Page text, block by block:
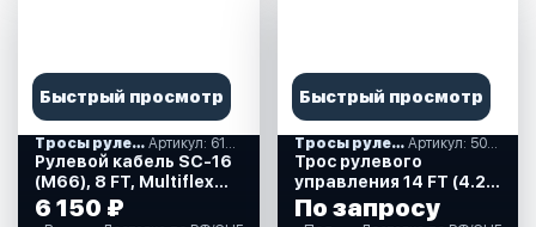
Быстрый просмотр
Тросы рулевые Артикул: 612021
Рулевой кабель SC-16
(M66), 8 FT, Multiflex
(612021)
6 150 ₽
Быстрый просмотр
Тросы рулевые Артикул: 502014
Трос рулевого
управления 14 FT (4.27
м.), нержавеющий,
аналог М66 (502014)
По запросу